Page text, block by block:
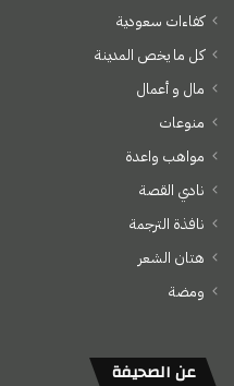
كفاءات سعودية
كل ما يخص المدينة
مال و أعمال
منوعات
مواهب واعدة
نادي القصة
نافذة الترجمة
هتان الشعر
ومضة
عن الصحيفة